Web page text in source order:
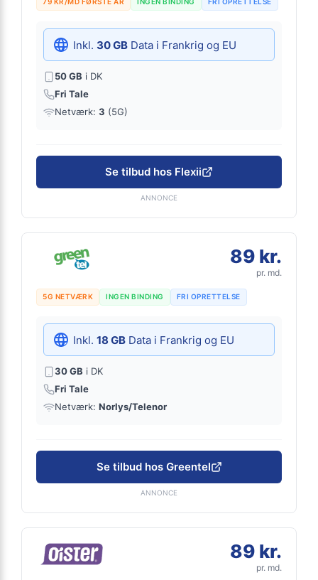
Inkl. 30 GB Data i Frankrig og EU
50 GB i DK
Fri Tale
Netværk: 3 (5G)
Se tilbud hos Flexii
ANNONCE
89 kr.
pr. md.
5G NETVÆRK INGEN BINDING FRI OPRETTELSE
Inkl. 18 GB Data i Frankrig og EU
30 GB i DK
Fri Tale
Netværk: Norlys/Telenor
Se tilbud hos Greentel
ANNONCE
89 kr.
pr. md.